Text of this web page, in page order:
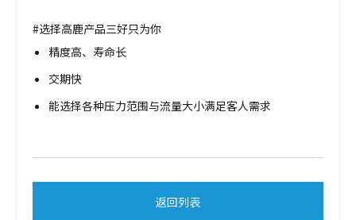
#选择高鹿产品三好只为你
精度高、寿命长
交期快
能选择各种压力范围与流量大小满足客人需求
返回列表